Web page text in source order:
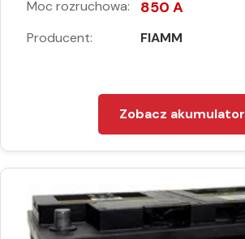
Moc rozruchowa: 850 A
Producent: FIAMM
Zobacz akumulator